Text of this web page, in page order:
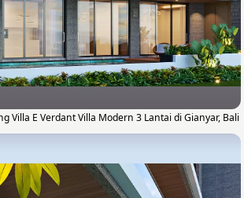
Villa E Verdant Villa Modern 3 Lantai di Gianyar, Bali